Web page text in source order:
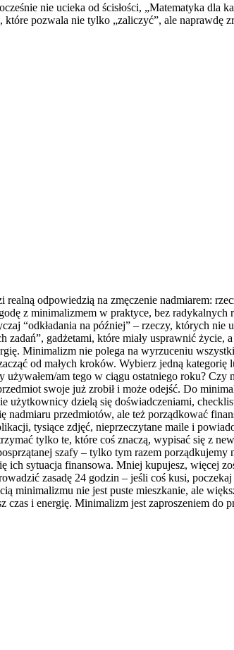
nie ucieka od ścisłości, „Matematyka
pozwala nie tylko „zaliczyć”, ale naprawdę
realną odpowiedzią na zmęczenie nadmiarem:
z minimalizmem w praktyce, bez
“odkładania na później” – rzeczy, których nie
gadżetami, które miały usprawnić
Minimalizm nie polega na wyrzuceniu
od małych kroków. Wybierz jedną kategorię
am tego w ciągu ostatniego roku?
swoje już zrobił i może odejść. Do
użytkownicy dzielą się doświadczeniami,
nadmiaru przedmiotów, ale też porządkować
tysiące zdjęć, nieprzeczytane maile i
tylko te, które coś znaczą, wypisać się z
szafy – tylko tym razem
ich sytuacja finansowa. Mniej kupujesz, więcej
zasadę 24 godzin – jeśli coś kusi,
minimalizmu nie jest puste mieszkanie, ale
i energię. Minimalizm jest zaproszeniem do